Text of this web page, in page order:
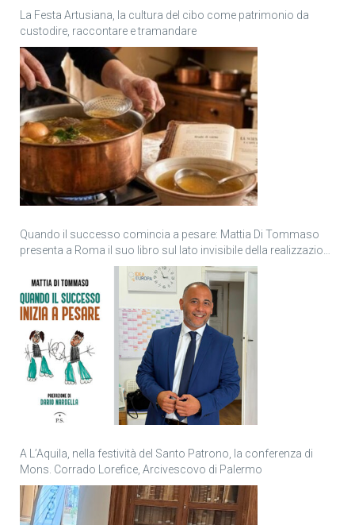
La Festa Artusiana, la cultura del cibo come patrimonio da
custodire, raccontare e tramandare
Quando il successo comincia a pesare: Mattia Di Tommaso
presenta a Roma il suo libro sul lato invisibile della realizzazione
A L’Aquila, nella festività del Santo Patrono, la conferenza di
Mons. Corrado Lorefice, Arcivescovo di Palermo